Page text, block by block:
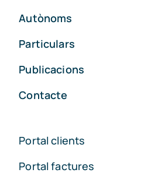
Autònoms
Particulars
Publicacions
Contacte
Portal clients
Portal factures